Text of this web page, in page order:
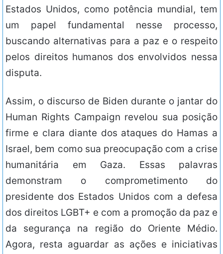
Estados Unidos, como potência mundial, tem
um papel fundamental nesse processo,
buscando alternativas para a paz e o respeito
pelos direitos humanos dos envolvidos nessa
disputa.
Assim, o discurso de Biden durante o jantar do
Human Rights Campaign revelou sua posição
firme e clara diante dos ataques do Hamas a
Israel, bem como sua preocupação com a crise
humanitária em Gaza. Essas palavras
demonstram o comprometimento do
presidente dos Estados Unidos com a defesa
dos direitos LGBT+ e com a promoção da paz e
da segurança na região do Oriente Médio.
Agora, resta aguardar as ações e iniciativas